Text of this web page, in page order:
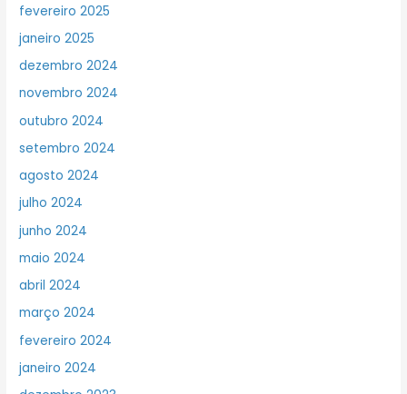
fevereiro 2025
janeiro 2025
dezembro 2024
novembro 2024
outubro 2024
setembro 2024
agosto 2024
julho 2024
junho 2024
maio 2024
abril 2024
março 2024
fevereiro 2024
janeiro 2024